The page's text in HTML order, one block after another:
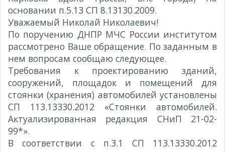
основании п.5.13 СП 8.13130.2009.
Уважаемый Николай Николаевич!
По поручению ДНПР МЧС России институтом
рассмотрено Ваше обращение. По заданным в
нем вопросам сообщаю следующее.
Требования к проектированию зданий,
сооружений, площадок и помещений для
стоянки (хранения) автомобилей установлены
СП 113.13330.2012 «Стоянки автомобилей.
Актуализированная редакция СНиП 21-02-
99*».
В соответствии с п.3.1 СП 113.13330.2012